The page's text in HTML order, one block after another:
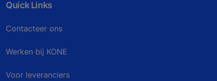
Quick Links
Contacteer ons
Werken bij KONE
Voor leveranciers